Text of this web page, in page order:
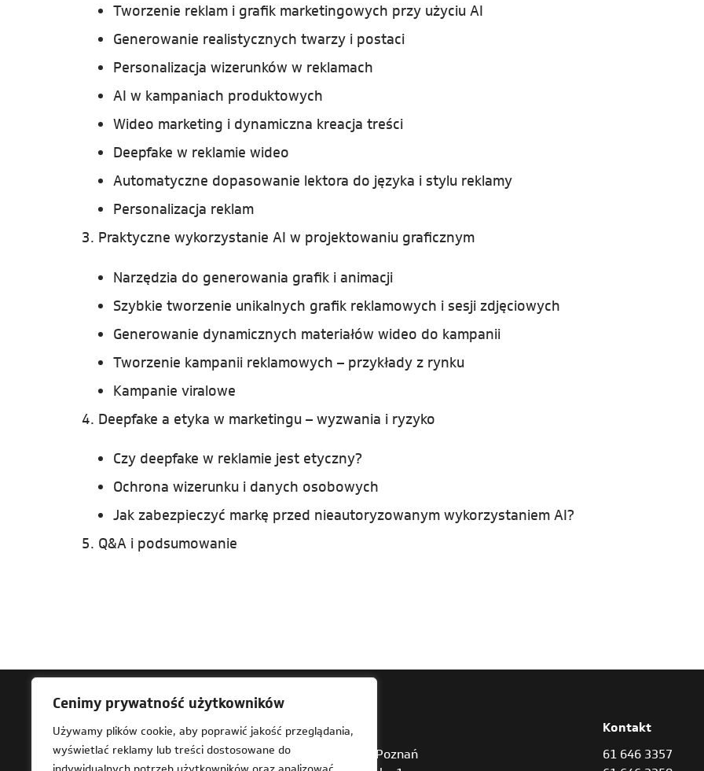
Cenimy prywatność użytkowników
Używamy plików cookie, aby poprawić jakość przeglądania,
wyświetlać reklamy lub treści dostosowane do
Tworzenie reklam i grafik marketingowych przy użyciu AI
Generowanie realistycznych twarzy i postaci
Personalizacja wizerunków w reklamach
AI w kampaniach produktowych
Wideo marketing i dynamiczna kreacja treści
Deepfake w reklamie wideo
Automatyczne dopasowanie lektora do języka i stylu reklamy
Personalizacja reklam
3. Praktyczne wykorzystanie AI w projektowaniu graficznym
Narzędzia do generowania grafik i animacji
Szybkie tworzenie unikalnych grafik reklamowych i sesji zdjęciowych
Generowanie dynamicznych materiałów wideo do kampanii
Tworzenie kampanii reklamowych – przykłady z rynku
Kampanie viralowe
4. Deepfake a etyka w marketingu – wyzwania i ryzyko
Czy deepfake w reklamie jest etyczny?
Ochrona wizerunku i danych osobowych
Jak zabezpieczyć markę przed nieautoryzowanym wykorzystaniem AI?
5. Q&A i podsumowanie
Adres
61-842 Poznań
Kontakt
61 646 3357